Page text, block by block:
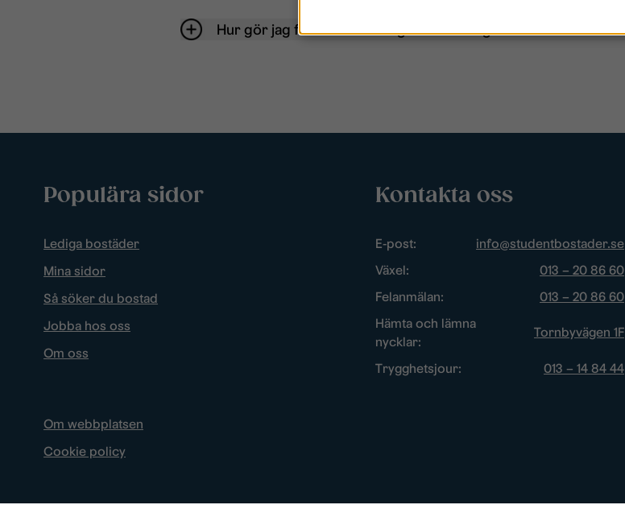
Hur gör jag för att bli borttagen ur era register?
Populära sidor
Lediga bostäder
Mina sidor
Så söker du bostad
Jobba hos oss
Om oss
Kontakta oss
E-post:
info@studentbostader.se
Växel:
013 – 20 86 60
Felanmälan:
013 – 20 86 60
Hämta och lämna
nycklar:
Tornbyvägen 1F
Trygghetsjour: 013 – 14 84 44
Om webbplatsen
Cookie policy